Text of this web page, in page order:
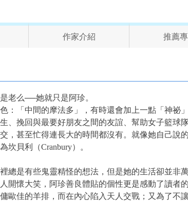
作家介紹 推薦
老么──她就只是阿珍。
：「中間的摩法多」，有時還會加上一點「神
、挽回與最要好朋友之間的友誼、幫助女子籃球
，甚至忙得連長大的時間都沒有。就像她自己
貝利（Cranbury）。
總是有些鬼靈精怪的想法，但是她的生活卻並非
開懷大笑，阿珍善良體貼的個性更是感動了讀者
歐佳的羊排，而在內心陷入天人交戰；又為了不